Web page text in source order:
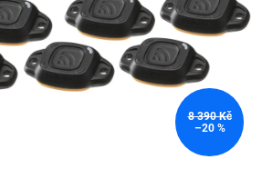
8 390 Kč
–20 %